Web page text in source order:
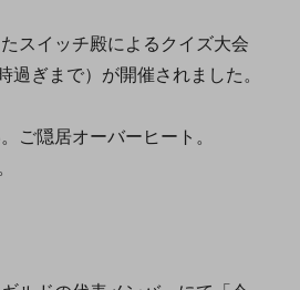
スイッチ殿によるクイズ大会
過ぎまで）が開催されました。
ご隠居オーバーヒート。